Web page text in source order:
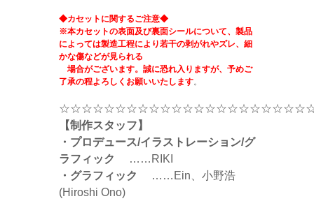
◆カセットに関するご注意◆
※本カセットの表面及び裏面シールについて、製品
によっては製造工程により若干の剥がれやズレ、細
かな傷などが見られる
場合がございます。誠に恐れ入りますが、予めご
了承の程よろしくお願いいたします。
【制作スタッフ】
・プロデュース/イラストレーション/グ
ラフィック
……RIKI
・グラフィック
……Ein、小野浩
(Hiroshi Ono)